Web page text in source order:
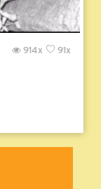
91x
914x